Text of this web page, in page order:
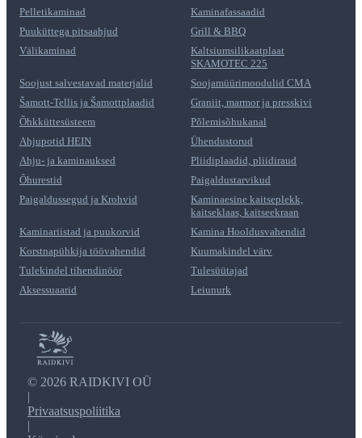
Pelletikaminad
Kaminafassaadid
Puuküttega pitsaahjud
Grill & BBQ
Välikaminad
Kaltsiumsilikaatplaat
SKAMOTEC 225
Soojust salvestavad materjalid
Soojamüürimoodulid CMA
Šamott-Tellis ja Šamottplaadid
Graniit, marmor ja presskivi
Õhkküttesüsteem
Põlemisõhukanal
Ahjupotid HEIN
Ühendustorud
Ahju- ja kaminauksed
Pliidiplaadid, pliidiraud
Õhurestid
Paigaldustarvikud
Paigaldussegud ja Krohvid
Kaminaesine kaitseplekk,
kaitseklaas, kaitseekraan
Kaminariistad ja puukorvid
Kamina Hooldusvahendid
Korstnapühkija töövahendid
Kuumakindel värv
Tulekindel tihendinöör
Tulesüütajad
Aksessuaarid
Leiunurk
© 2026 RAIDKIVI OÜ
|
Privaatsuspoliitika
|